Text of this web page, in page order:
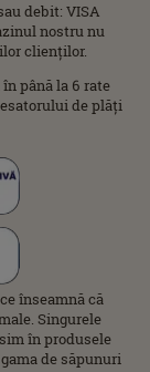
debit: VISA
nostru nu
clienților.
până la 6 rate
de plăți
înseamnă că
Singurele
în produsele
de săpunuri